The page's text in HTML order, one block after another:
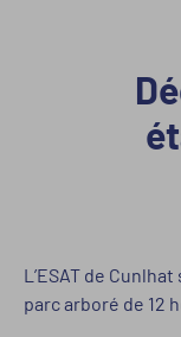
L’ESAT de
parc arboré de 12